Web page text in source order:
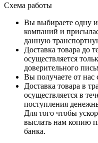
Схема работы
Вы выбираете одну
компаний и
данную
Доставка товара до
осуществляется
доверительного
Вы получаете от нас
Доставка товара в
осуществляется в
поступления
Для того чтобы
выслать нам копию
банка.